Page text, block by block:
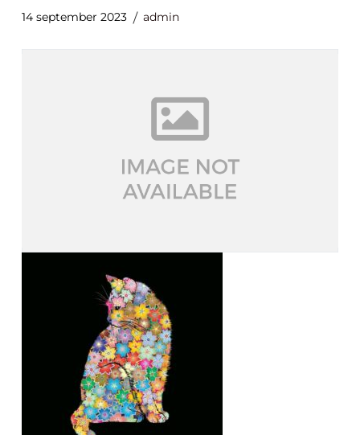
14 september 2023 admin